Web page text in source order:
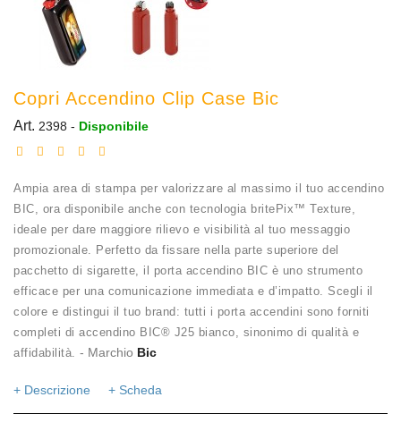
Copri Accendino Clip Case Bic
Art. 2398 - Disponibile
Ampia area di stampa per valorizzare al massimo il tuo accendino
BIC, ora disponibile anche con tecnologia britePix™ Texture,
ideale per dare maggiore rilievo e visibilità al tuo messaggio
promozionale. Perfetto da fissare nella parte superiore del
pacchetto di sigarette, il porta accendino BIC è uno strumento
efficace per una comunicazione immediata e d’impatto. Scegli il
colore e distingui il tuo brand: tutti i porta accendini sono forniti
completi di accendino BIC® J25 bianco, sinonimo di qualità e
affidabilità. - Marchio Bic
+ Descrizione + Scheda